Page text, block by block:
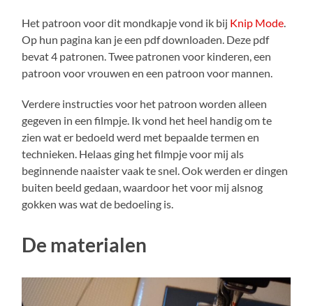
Het patroon voor dit mondkapje vond ik bij Knip Mode.
Op hun pagina kan je een pdf downloaden. Deze pdf
bevat 4 patronen. Twee patronen voor kinderen, een
patroon voor vrouwen en een patroon voor mannen.
Verdere instructies voor het patroon worden alleen
gegeven in een filmpje. Ik vond het heel handig om te
zien wat er bedoeld werd met bepaalde termen en
technieken. Helaas ging het filmpje voor mij als
beginnende naaister vaak te snel. Ook werden er dingen
buiten beeld gedaan, waardoor het voor mij alsnog
gokken was wat de bedoeling is.
De materialen